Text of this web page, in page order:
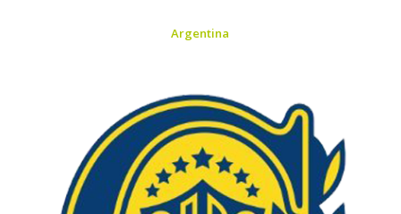
Argentina